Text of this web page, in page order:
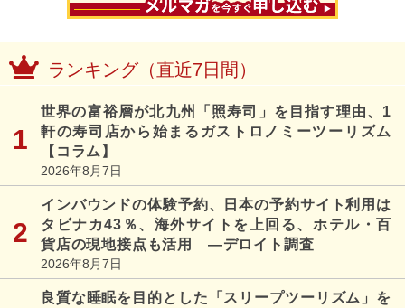
ランキング（直近7日間）
世界の富裕層が北九州「照寿司」を目指す理由、1
軒の寿司店から始まるガストロノミーツーリズム
【コラム】
2026年8月7日
インバウンドの体験予約、日本の予約サイト利用は
タビナカ43％、海外サイトを上回る、ホテル・百
貨店の現地接点も活用 ―デロイト調査
2026年8月7日
良質な睡眠を目的とした「スリープツーリズム」を